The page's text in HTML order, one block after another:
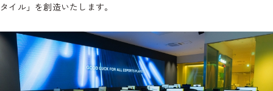
タイル」を創造いたします。